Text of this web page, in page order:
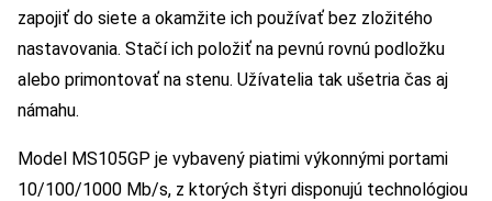
zapojiť do siete a okamžite ich používať bez zložitého
nastavovania. Stačí ich položiť na pevnú rovnú podložku
alebo primontovať na stenu. Užívatelia tak ušetria čas aj
námahu.
Model MS105GP je vybavený piatimi výkonnými portami
10/100/1000 Mb/s, z ktorých štyri disponujú technológiou